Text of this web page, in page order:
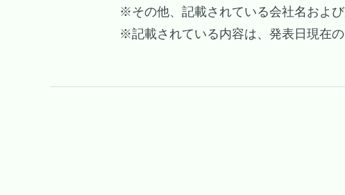
※その他、記載されている会社名およ
※記載されている内容は、発表日現在